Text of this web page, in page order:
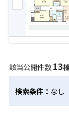
該当公開件数13
検索条件： なし